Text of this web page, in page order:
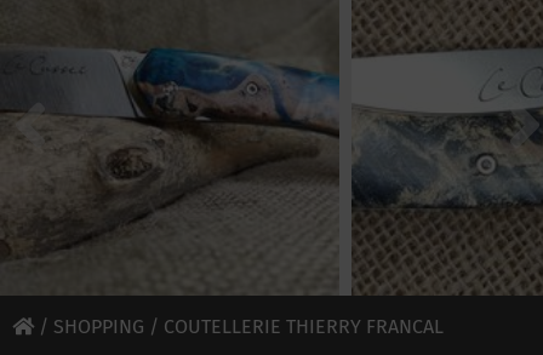
/ SHOPPING / COUTELLERIE THIERRY FRANCAL